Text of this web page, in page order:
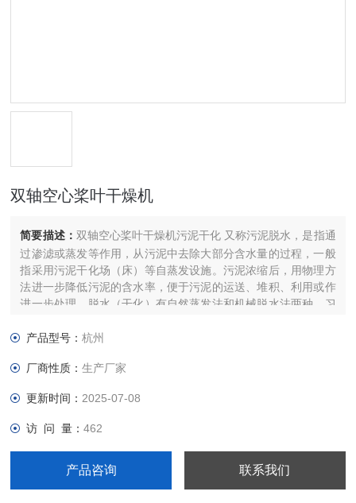
双轴空心桨叶干燥机
简要描述： 双轴空心桨叶干燥机污泥干化 又称污泥脱水，是指通
过渗滤或蒸发等作用，从污泥中去除大部分含水量的过程，一般
指采用污泥干化场（床）等自蒸发设施。污泥浓缩后，用物理方
法进一步降低污泥的含水率，便于污泥的运送、堆积、利用或作
进一步处理。脱水（干化）有自然蒸发法和机械脱水法两种。习
虽异，但都是进一步降低污泥含水率的措施。
产品型号：杭州
厂商性质：生产厂家
更新时间： 2025-07-08
访 问 量：462
产品咨询 联系我们